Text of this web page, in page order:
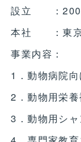
設立 ：
本社 ：東京
事業内容：
1．動物病院
2．動物用栄
3．動物用シ